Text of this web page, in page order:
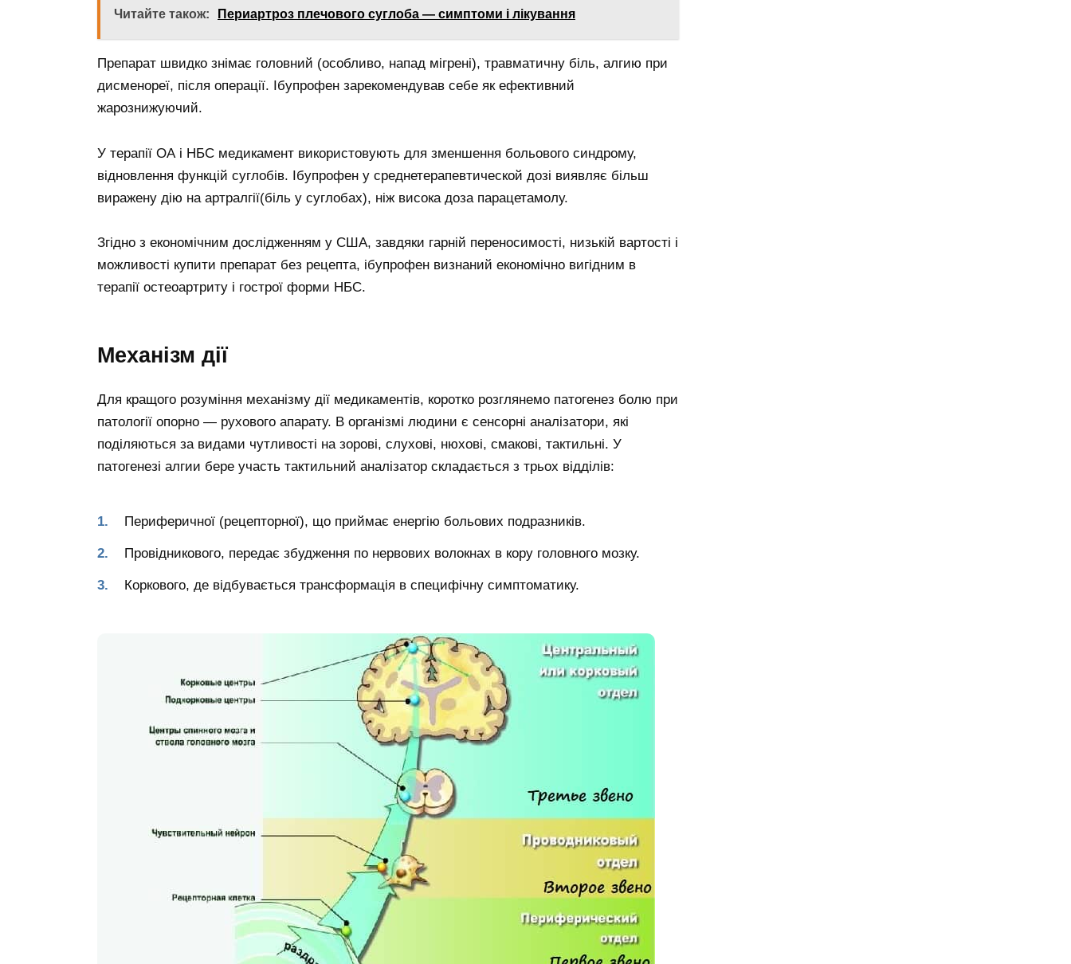
Читайте також: Периартроз плечового суглоба — симптоми і лікування
Препарат швидко знімає головний (особливо, напад мігрені), травматичну біль, алгию при
дисменореї, після операції. Ібупрофен зарекомендував себе як ефективний
жарознижуючий.
У терапії ОА і НБС медикамент використовують для зменшення больового синдрому,
відновлення функцій суглобів. Ібупрофен у среднетерапевтической дозі виявляє більш
виражену дію на артралгії(біль у суглобах), ніж висока доза парацетамолу.
Згідно з економічним дослідженням у США, завдяки гарній переносимості, низькій вартості і
можливості купити препарат без рецепта, ібупрофен визнаний економічно вигідним в
терапії остеоартриту і гострої форми НБС.
Механізм дії
Для кращого розуміння механізму дії медикаментів, коротко розглянемо патогенез болю при
патології опорно — рухового апарату. В організмі людини є сенсорні аналізатори, які
поділяються за видами чутливості на зорові, слухові, нюхові, смакові, тактильні. У
патогенезі алгии бере участь тактильний аналізатор складається з трьох відділів:
Периферичної (рецепторної), що приймає енергію больових подразників.
Провідникового, передає збудження по нервових волокнах в кору головного мозку.
Коркового, де відбувається трансформація в специфічну симптоматику.